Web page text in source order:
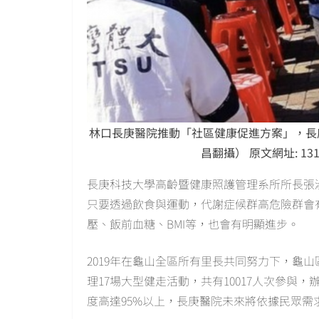
林口長庚醫院推動「社區健康促進方案」，
昌翻攝） 原文網址:
長庚科技大學高齡暨健康照護管理系所所長
只要透過飲食與運動，代謝症候群高危險群
壓、飯前血糖、BMI等，也會有明顯進步。
2019年在龜山全區所有里長共同努力下，龜
理17場大型健走活動，共有10017人次參與
度高達95%以上，長庚醫院未來將依據民眾